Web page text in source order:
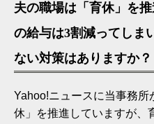
夫の職場は「育休」を
の給与は3割減ってしま
ない対策はありますか？
Yahoo!ニュースに当事務
休」を推進していますが、